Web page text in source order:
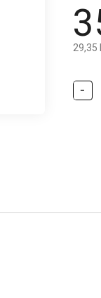
29,35
−